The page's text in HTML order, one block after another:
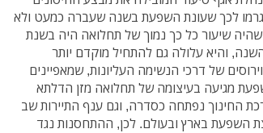
לכך שעונת השפעת בשנה שעברה כמעט ולא
שיעור כל כך נמוך של תחלואה היה בשנת
השנה, והיא עלולה גם להתחיל מוקדם יותר
של דרכי הנשימה העליונות, שמאפיינים
מגיעה בעיצומה של תחלואה מזן הדלתא
החינוך נפתחה כסדרה, וגם ענף התיירות שב
השפעת בארץ ובעולם. לכן, ההתחסנות נגד